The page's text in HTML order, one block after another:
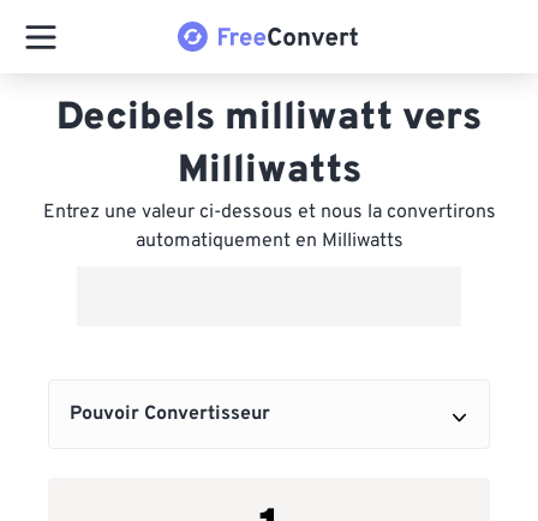
Decibels milliwatt vers
Milliwatts
Entrez une valeur ci-dessous et nous la convertirons
automatiquement en Milliwatts